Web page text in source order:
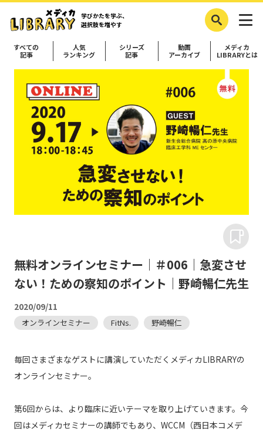
学びかたを学ぶ、
選択肢を増やす
すべての
記事
人気
ランキング
シリーズ
記事
動画
アーカイブ
メディカ
LIBRARYとは
無料オンラインセミナー｜＃006｜急変させ
ない！ための察知のポイント｜野崎暢仁先生
2020/09/11
オンラインセミナー FitNs. 野崎暢仁
毎回さまざまなゲストに講演していただくメディカLIBRARYの
オンラインセミナー。
第6回からは、より臨床に近いテーマを取り上げていきます。今
回はメディカセミナーの講師でもあり、WCCM（西日本コメデ